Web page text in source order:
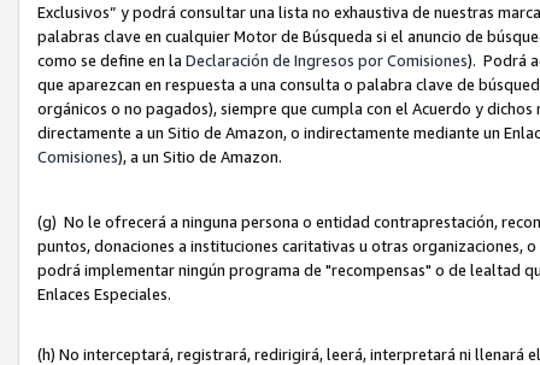
Exclusivos” y podrá consultar una lista no exhaustiva de nuestras
palabras clave en cualquier Motor de Búsqueda si el anuncio de
como se define en la Declaración de Ingresos por Comisiones). Podrá
que aparezcan en respuesta a una consulta o palabra clave de
orgánicos o no pagados), siempre que cumpla con el Acuerdo y
directamente a un Sitio de Amazon, o indirectamente mediante un
Comisiones), a un Sitio de Amazon.
(g) No le ofrecerá a ninguna persona o entidad contraprestación,
puntos, donaciones a instituciones caritativas u otras organizaciones,
podrá implementar ningún programa de "recompensas" o de lealtad
Enlaces Especiales.
(h) No interceptará, registrará, redirigirá, leerá, interpretará ni